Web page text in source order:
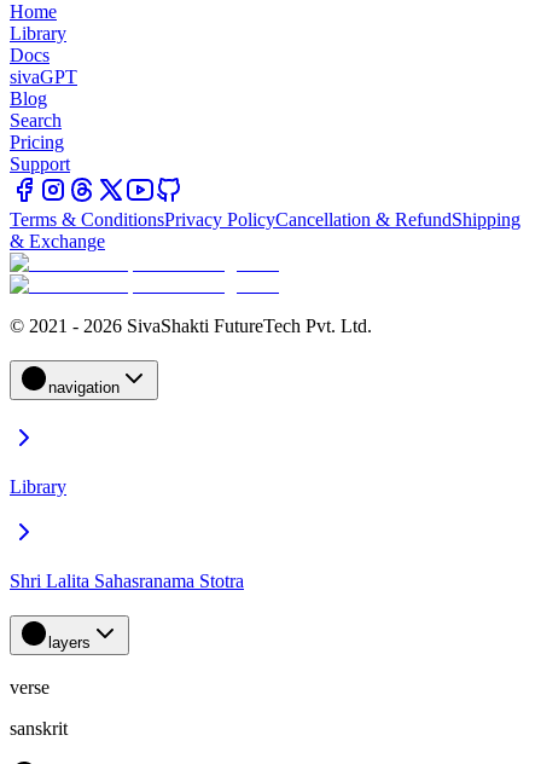
Home
Library
Docs
sivaGPT
Blog
Search
Pricing
Support
Terms & ConditionsPrivacy PolicyCancellation & RefundShipping
& Exchange
© 2021 - 2026 SivaShakti FutureTech Pvt. Ltd.
navigation
Library
Shri Lalita Sahasranama Stotra
layers
verse
sanskrit